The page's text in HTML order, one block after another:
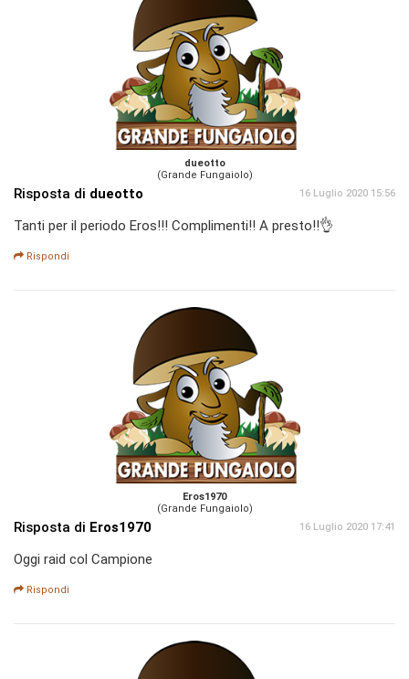
dueotto
(Grande Fungaiolo)
Risposta di dueotto 16 Luglio 2020 15:56
Tanti per il periodo Eros!!! Complimenti!! A presto!!👌
Rispondi
Eros1970
(Grande Fungaiolo)
Risposta di Eros1970 16 Luglio 2020 17:41
Oggi raid col Campione
Rispondi